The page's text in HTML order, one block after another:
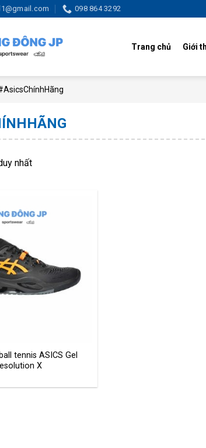
098 864 3292
Trang chủ Giới
nhất
tennis ASICS Gel
X